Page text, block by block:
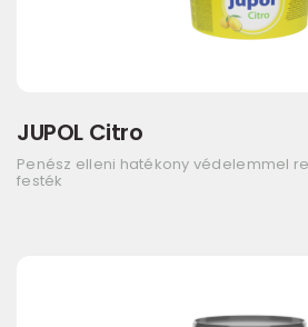
JUPOL Citro
Penész elleni hatékony védelemmel
festék